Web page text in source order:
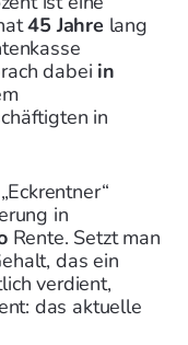
45 Jahre lang
dabei in
in
in
Rente. Setzt man
das ein
verdient,
das aktuelle